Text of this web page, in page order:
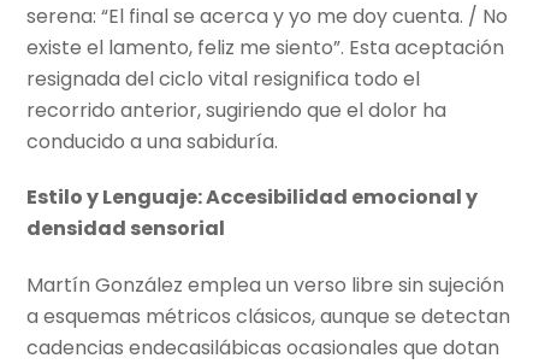
serena: “El final se acerca y yo me doy cuenta. / No
existe el lamento, feliz me siento”. Esta aceptación
resignada del ciclo vital resignifica todo el
recorrido anterior, sugiriendo que el dolor ha
conducido a una sabiduría.
Estilo y Lenguaje: Accesibilidad emocional y
densidad sensorial
Martín González emplea un verso libre sin sujeción
a esquemas métricos clásicos, aunque se detectan
cadencias endecasilábicas ocasionales que dotan